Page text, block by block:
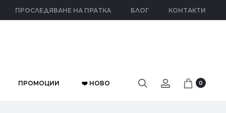
ПРОСЛЕДЯВАНЕ НА ПРАТКА БЛОГ КОНТАКТИ
ПРОМОЦИИ ❤️ НОВО 0